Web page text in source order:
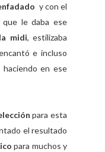
y con el
le daba ese
midi, estilizaba
e incluso
en ese
para esta
el resultado
para muchos y